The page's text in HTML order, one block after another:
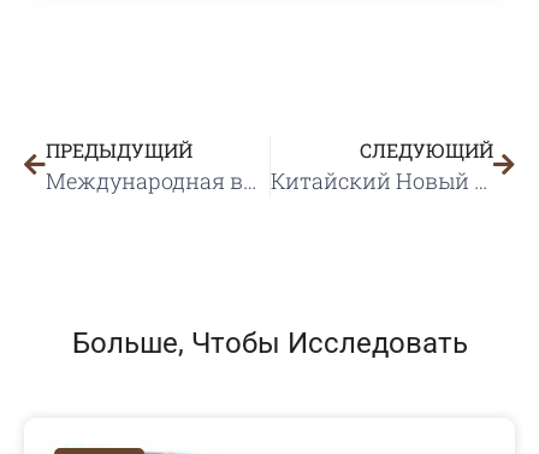
ПРЕДЫДУЩИЙ
Международная выставка ALL4PACK Paris
СЛЕДУЮЩИЙ
Китайский Новый год
Больше, Чтобы Исследовать